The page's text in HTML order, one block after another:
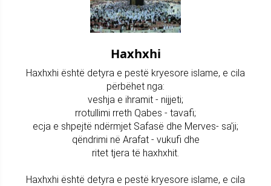
Haxhxhi
Haxhxhi është detyra e pestë kryesore islame, e cila
përbëhet nga:
veshja e ihramit - nijjeti;
rrotullimi rreth Qabes - tavafi;
ecja e shpejtë ndërmjet Safasë dhe Merves- sa'ji;
qëndrimi në Arafat - vukufi dhe
ritet tjera të haxhxhit.
Haxhxhi është detyra e pestë kryesore islame, e cila